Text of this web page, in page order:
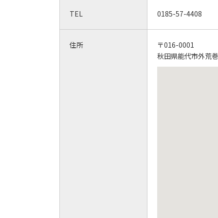
TEL 0185-57-4408
住所
〒016-0001
秋田県能代市外荒